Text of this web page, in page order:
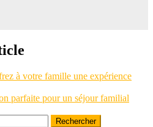
à votre famille une expérience
parfaite pour un séjour familial